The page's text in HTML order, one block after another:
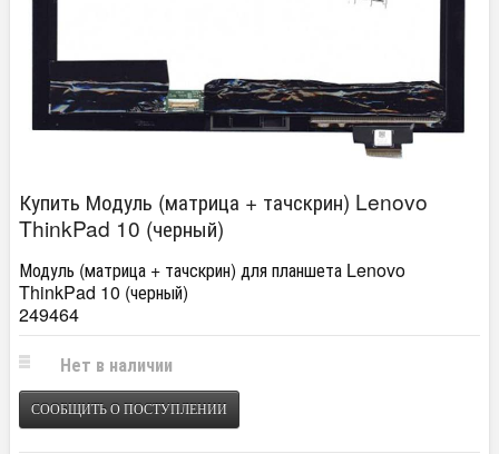
Купить Модуль (матрица + тачскрин) Lenovo
ThinkPad 10 (черный)
Модуль (матрица + тачскрин) для планшета Lenovo
ThinkPad 10 (черный)
249464
Нет в наличии
СООБЩИТЬ О ПОСТУПЛЕНИИ